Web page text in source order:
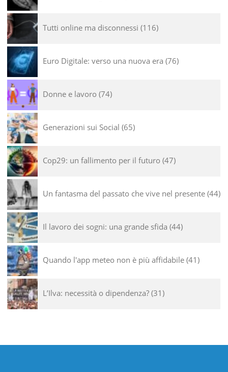
Tutti online ma disconnessi 116
Euro Digitale: verso una nuova era 76
Donne e lavoro 74
Generazioni sui Social 65
Cop29: un fallimento per il futuro 47
Un fantasma del passato che vive nel presente 44
Il lavoro dei sogni: una grande sfida 44
Quando l'app meteo non è più affidabile 41
L’Ilva: necessità o dipendenza? 31